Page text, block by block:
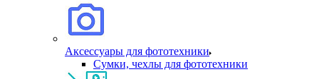
Аксессуары для фототехники
Сумки, чехлы для фототехники